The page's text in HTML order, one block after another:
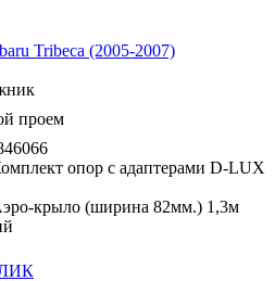
Tribeca (2005-2007)
проем
опор с адаптерами D-LUX
крыло (ширина 82мм.) 1,3м